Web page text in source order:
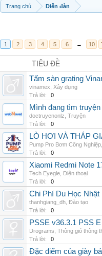
Trang chủ Diễn đàn
1 2 3 4 5 6 → 10
TIÊU ĐỀ
Tấm sàn grating
vinamex
Xây dựng
Trả lời:
0
Mình đang tìm
doctruyenonlz Truyện
Trả lời:
0
LÒ HƠI VÀ THÁP
Pump Pro Bơm Công Nghiệp
Trả lời:
0
Xiaomi Redmi Note
Tech Eyegle Điện thoại
Trả lời:
0
Chi Phí Du Học Nhật
thanhgiang_dh Đào tạo
Trả lời:
0
PSSE v36.3.1 PSS
Drograms Thông gió thông
Trả lời:
0
Đặc điểm của giày